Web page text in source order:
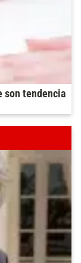
son tendencia